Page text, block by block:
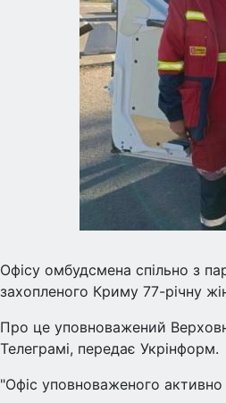
Офісу омбудсмена спільно з
захопленого Криму 77-річну
Про це уповноважений
Телеграмі, передає Укрінформ.
"Офіс уповноваженого активно